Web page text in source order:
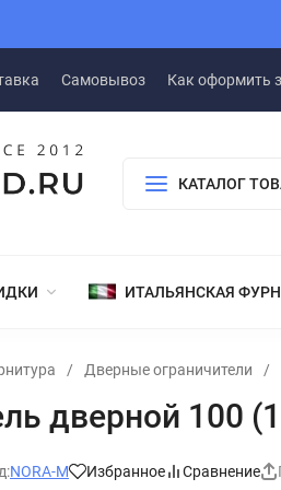
Самовывоз Как оформить
КАТАЛОГ
ИТАЛЬЯНСКАЯ
/ Дверные ограничители /
дверной 100
NORA-M Избранное Сравнение